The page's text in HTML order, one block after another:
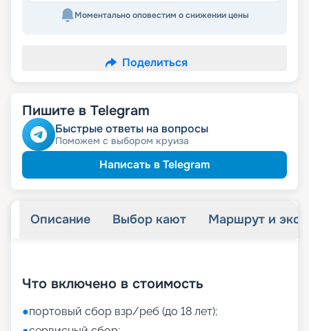
Моментально оповестим о снижении цены
Поделиться
Пишите в Telegram
Быстрые ответы на вопросы
Поможем с выбором круиза
Написать в Telegram
Описание Выбор кают Маршрут и
Что включено в стоимость
●портовый сбор взр/реб (до 18 лет);